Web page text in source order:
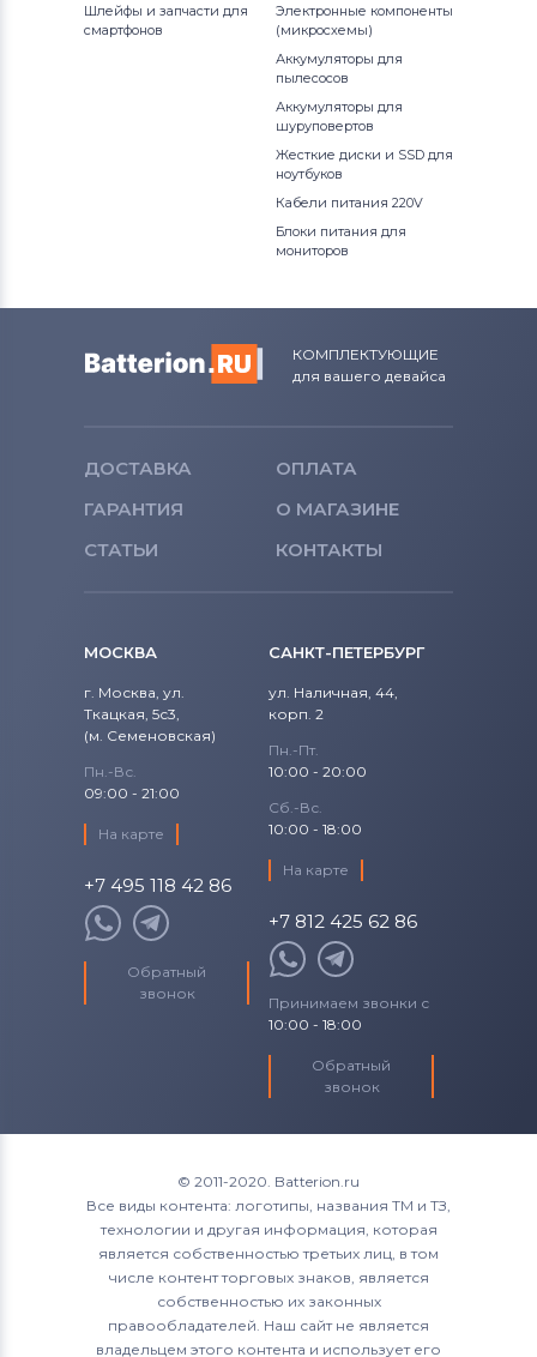
Шлейфы и запчасти для
смартфонов
Электронные компоненты
(микросхемы)
Аккумуляторы для
пылесосов
Аккумуляторы для
шуруповертов
Жесткие диски и SSD для
ноутбуков
Кабели питания 220V
Блоки питания для
мониторов
КОМПЛЕКТУЮЩИЕ
для вашего девайса
ДОСТАВКА
ОПЛАТА
ГАРАНТИЯ
О МАГАЗИНЕ
СТАТЬИ
КОНТАКТЫ
МОСКВА
г. Москва, ул.
Ткацкая, 5с3,
(м. Семеновская)
Пн.-Вс.
09:00 - 21:00
На карте
+7 495 118 42 86
Обратный
звонок
САНКТ-ПЕТЕРБУРГ
ул. Наличная, 44,
корп. 2
Пн.-Пт.
10:00 - 20:00
Сб.-Вс.
10:00 - 18:00
На карте
+7 812 425 62 86
Принимаем звонки с
10:00 - 18:00
Обратный
звонок
© 2011-2020. Batterion.ru
Все виды контента: логотипы, названия ТМ и ТЗ,
технологии и другая информация, которая
является собственностью третьих лиц, в том
числе контент торговых знаков, является
собственностью их законных
правообладателей. Наш сайт не является
владельцем этого контента и использует его